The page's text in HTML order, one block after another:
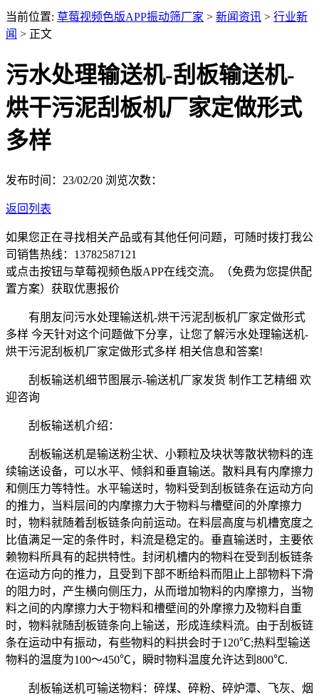
当前位置: 草莓视频色版APP振动筛厂家 > 新闻资讯 > 行业新
闻 > 正文
污水处理输送机-刮板输送机-
烘干污泥刮板机厂家定做形式
多样
发布时间：23/02/20 浏览次数：
返回列表
如果您正在寻找相关产品或有其他任何问题，可随时拨打我公
司销售热线： 13782587121
或点击按钮与草莓视频色版APP在线交流。（免费为您提供配
置方案） 获取优惠报价
有朋友问污水处理输送机-烘干污泥刮板机厂家定做形式
多样 今天针对这个问题做下分享，让您了解污水处理输送机-
烘干污泥刮板机厂家定做形式多样 相关信息和答案!
刮板输送机细节图展示-输送机厂家发货 制作工艺精细 欢
迎咨询
刮板输送机介绍：
刮板输送机是输送粉尘状、小颗粒及块状等散状物料的连
续输送设备，可以水平、倾斜和垂直输送。散料具有内摩擦力
和侧压力等特性。水平输送时，物料受到刮板链条在运动方向
的推力，当料层间的内摩擦力大于物料与槽壁间的外摩擦力
时，物料就随着刮板链条向前运动。在料层高度与机槽宽度之
比值满足一定的条件时，料流是稳定的。垂直输送时，主要依
赖物料所具有的起拱特性。封闭机槽内的物料在受到刮板链条
在运动方向的推力，且受到下部不断给料而阻止上部物料下滑
的阻力时，产生横向侧压力，从而增加物料的内摩擦力，当物
料之间的内摩擦力大于物料和槽壁间的外摩擦力及物料自重
时，物料就随刮板链条向上输送，形成连续料流。由于刮板链
条在运动中有振动，有些物料的料拱会时于120℃;热料型输送
物料的温度为100～450℃，瞬时物料温度允许达到800℃.
刮板输送机可输送物料：碎煤、碎粉、碎炉潭、飞灰、烟